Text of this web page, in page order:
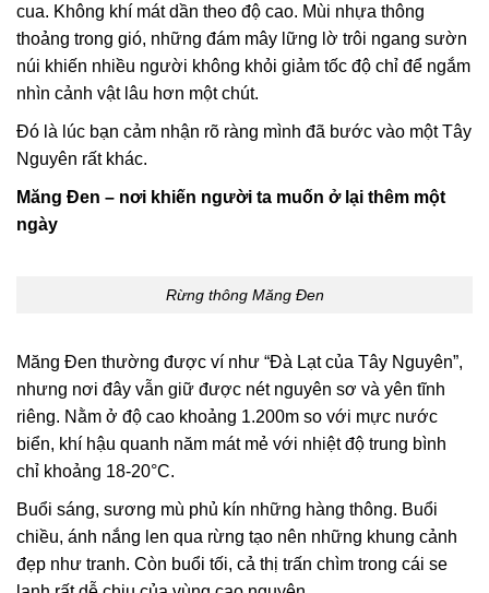
cua. Không khí mát dần theo độ cao. Mùi nhựa thông
thoảng trong gió, những đám mây lững lờ trôi ngang sườn
núi khiến nhiều người không khỏi giảm tốc độ chỉ để ngắm
nhìn cảnh vật lâu hơn một chút.
Đó là lúc bạn cảm nhận rõ ràng mình đã bước vào một Tây
Nguyên rất khác.
Măng Đen – nơi khiến người ta muốn ở lại thêm một
ngày
Rừng thông Măng Đen
Măng Đen thường được ví như “Đà Lạt của Tây Nguyên”,
nhưng nơi đây vẫn giữ được nét nguyên sơ và yên tĩnh
riêng. Nằm ở độ cao khoảng 1.200m so với mực nước
biển, khí hậu quanh năm mát mẻ với nhiệt độ trung bình
chỉ khoảng 18-20°C.
Buổi sáng, sương mù phủ kín những hàng thông. Buổi
chiều, ánh nắng len qua rừng tạo nên những khung cảnh
đẹp như tranh. Còn buổi tối, cả thị trấn chìm trong cái se